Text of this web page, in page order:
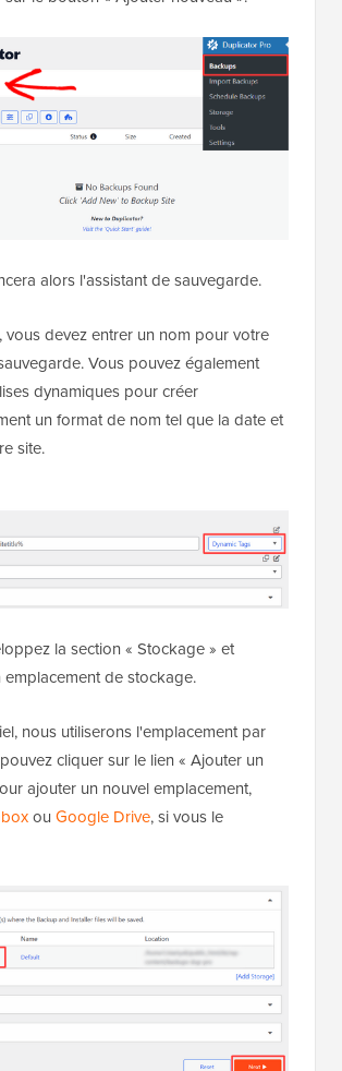
alors l'assistant de sauvegarde.
vous devez entrer un nom pour votre
Vous pouvez également
dynamiques pour créer
un format de nom tel que la date et
site.
la section « Stockage » et
emplacement de stockage.
nous utiliserons l'emplacement par
cliquer sur le lien « Ajouter un
ajouter un nouvel emplacement,
ou Google Drive, si vous le